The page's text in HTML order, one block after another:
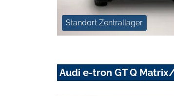
Standort Zentrallager
Audi e-tron GT Q